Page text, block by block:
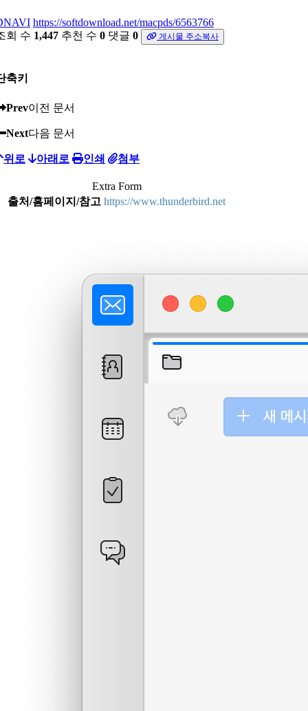
https://softdownload.net/macpds/6563766
회 수 1,447 추천 수 0 댓글 0 게시물 주소복사
축키
Prev이전 문서
Next다음 문서
위로 아래로 인쇄 첨부
Extra Form
출처/홈페이지/참고 https://www.thunderbird.net